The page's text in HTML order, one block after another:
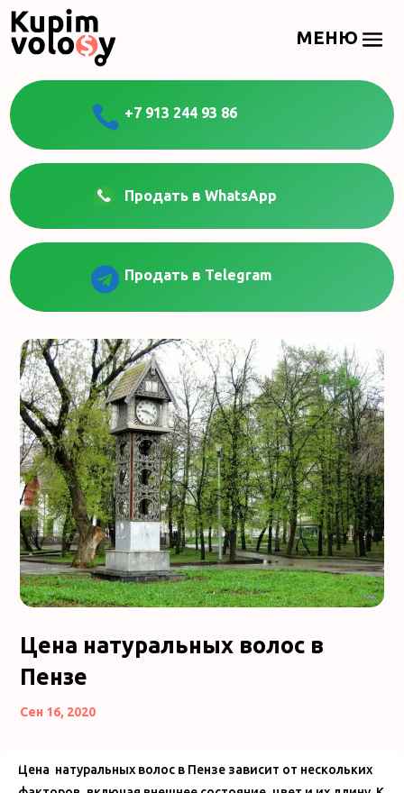
 +7 913 244 93 86
Продать в WhatsApp
 Продать в Telegram
Цена натуральных волос в
Пензе
Сен 16, 2020
Цена натуральных волос в Пензе зависит от нескольких